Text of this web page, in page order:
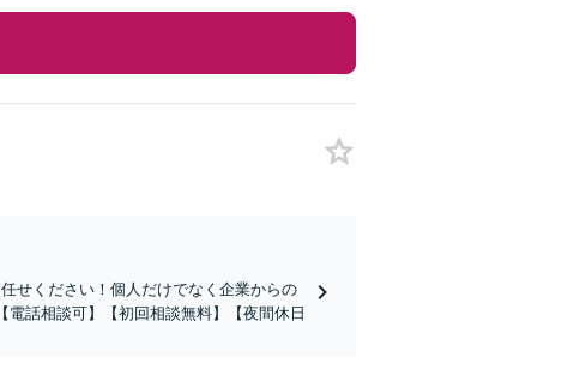
せください！個人だけでなく企業からの
話相談可】【初回相談無料】【夜間休日